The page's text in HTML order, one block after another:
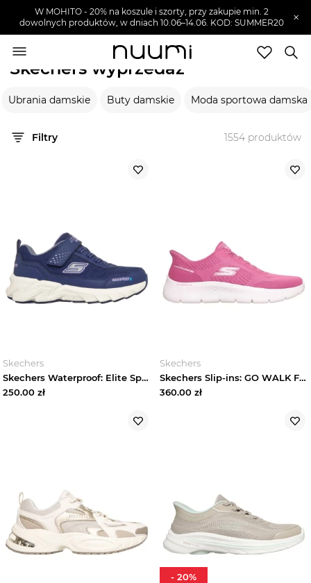
W MOHITO - 20% na koszule i szorty, przy zakupie min. 2
dowolnych produktów, w dniach 10.06–14.06. KOD: SUMMER20
×
Skechers wyprzedaż
Ubrania damskie Buty damskie Moda sportowa damska
Filtry 1554 produktów
Skechers
Skechers Waterproof: Elite Sport Tread -Camp Rage - Granatowy
250.00 zł
Skechers
Skechers Slip-ins: GO WALK Flex - Azriel - Rozowy
360.00 zł
- 20%